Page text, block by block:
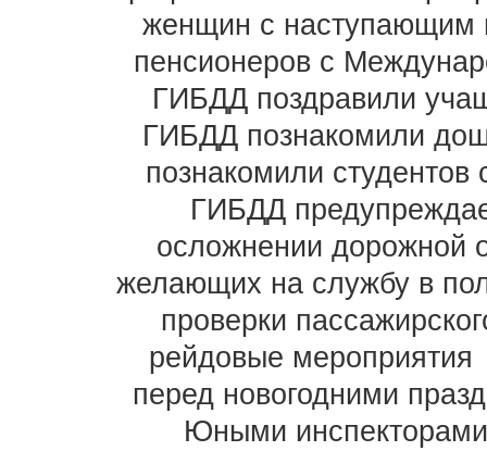
женщин с наступающим
пенсионеров с
ГИБДД поздравили
ГИБДД познакомили
познакомили
ГИБДД
осложнении дорожной
желающих на службу в
проверки
рейдовые мероприятия
перед новогодними
Юными